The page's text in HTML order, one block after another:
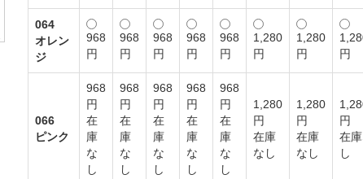
064
オレン
ジ
968
円
968
円
968
円
968
円
968
円
1,280
円
1,280
円
円
066
ピンク
968
円
在
庫
な
し
968
円
在
庫
な
し
968
円
在
庫
な
し
968
円
在
庫
な
し
968
円
在
庫
な
し
1,280
円
在庫
なし
1,280
円
在庫
なし
円
在
し